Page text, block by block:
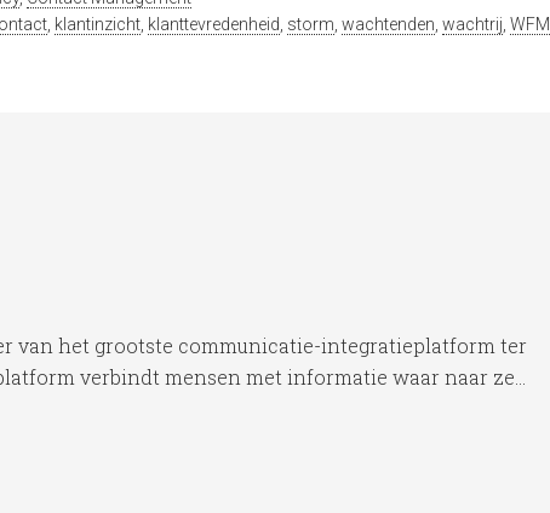
klantinzicht klanttevredenheid storm wachtenden wachtrij WFM
van het grootste communicatie-integratieplatform ter
verbindt mensen met informatie waar naar ze...